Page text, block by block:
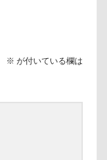
※ が付いている欄は